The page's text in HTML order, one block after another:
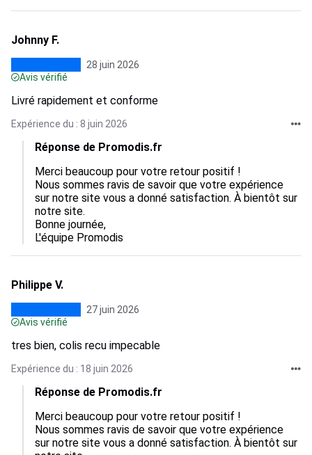
Johnny F.
28 juin 2026
Avis vérifié
Livré rapidement et conforme
Expérience du : 8 juin 2026
Réponse de Promodis.fr
Merci beaucoup pour votre retour positif !
Nous sommes ravis de savoir que votre expérience
sur notre site vous a donné satisfaction. À bientôt sur
notre site.
Bonne journée,
L'équipe Promodis
Philippe V.
27 juin 2026
Avis vérifié
tres bien, colis recu impecable
Expérience du : 18 juin 2026
Réponse de Promodis.fr
Merci beaucoup pour votre retour positif !
Nous sommes ravis de savoir que votre expérience
sur notre site vous a donné satisfaction. À bientôt sur